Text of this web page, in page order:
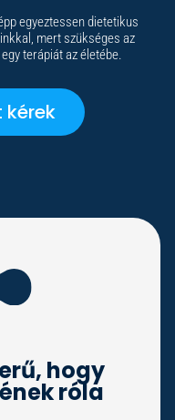
egyeztessen dietetikus
mert szükséges az
terápiát az életébe.
kérek
hogy
róla